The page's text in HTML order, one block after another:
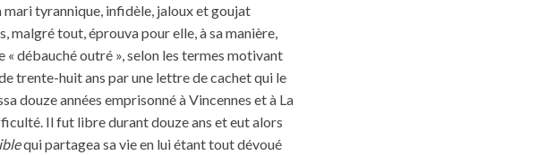
tyrannique, infidèle, jaloux et goujat
malgré tout, éprouva pour elle, à sa manière,
« débauché outré », selon les termes motivant
trente-huit ans par une lettre de cachet qui le
douze années emprisonné à Vincennes et à La
Il fut libre durant douze ans et eut alors
qui partagea sa vie en lui étant tout dévoué